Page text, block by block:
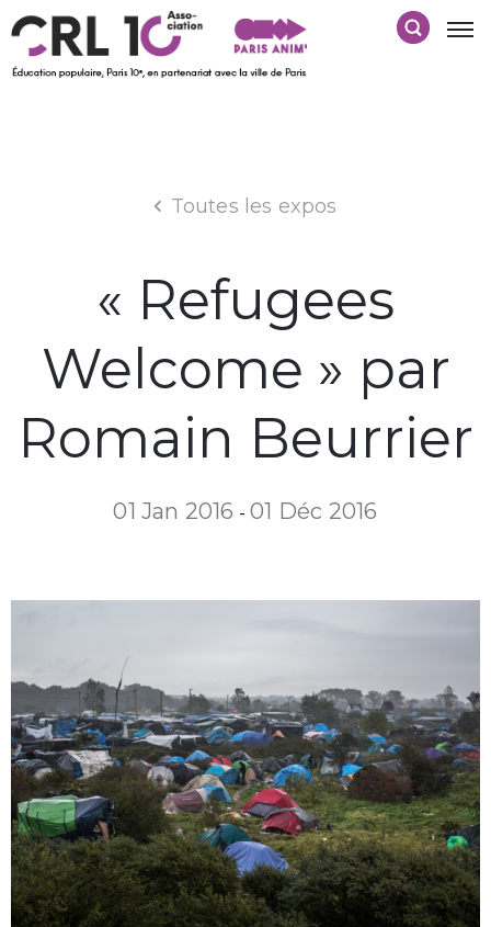
Toutes les expos
« Refugees
Welcome » par
Romain Beurrier
01 Jan 2016 -01 Déc 2016